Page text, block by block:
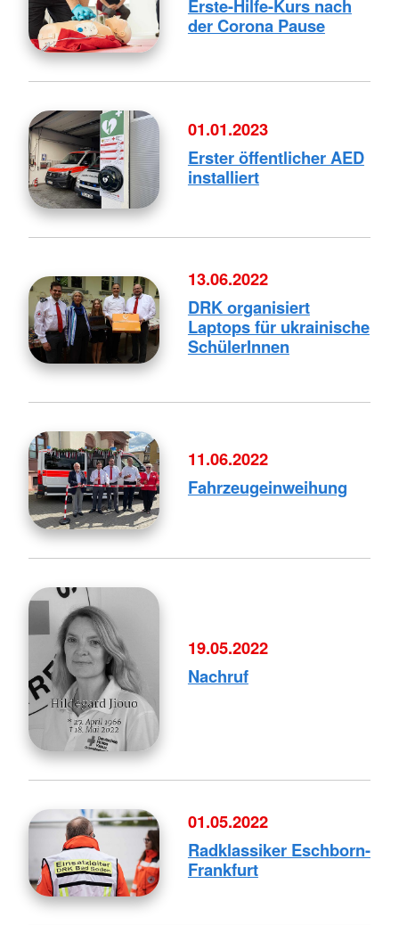
Erste-Hilfe-Kurs nach
der Corona Pause
01.01.2023
Erster öffentlicher AED
installiert
13.06.2022
DRK organisiert
Laptops für ukrainische
SchülerInnen
11.06.2022
Fahrzeugeinweihung
19.05.2022
Nachruf
01.05.2022
Radklassiker Eschborn-
Frankfurt